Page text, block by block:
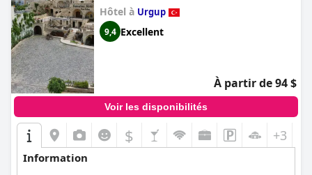
Hôtel à Urgup
9,4 Excellent
À partir de 94 $
Voir les disponibilités
$ +3
Information